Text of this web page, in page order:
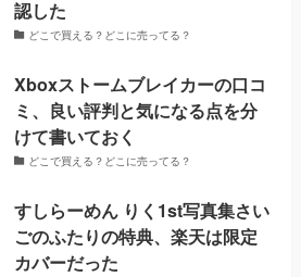
認した
どこで買える？どこに売ってる？
Xboxストームブレイカーの口コ
ミ、良い評判と気になる点を分
けて書いておく
どこで買える？どこに売ってる？
すしらーめん りく1st写真集さい
ごのふたりの特典、楽天は限定
カバーだった